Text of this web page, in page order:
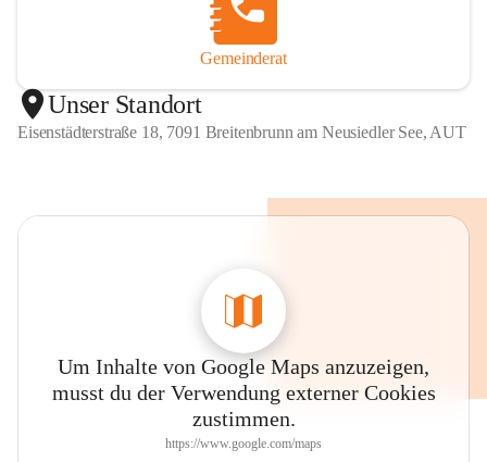
Gemeinderat
Unser Standort
Eisenstädterstraße 18, 7091 Breitenbrunn am Neusiedler See, AUT
Um Inhalte von Google Maps anzuzeigen,
musst du der Verwendung externer Cookies
zustimmen.
https://www.google.com/maps